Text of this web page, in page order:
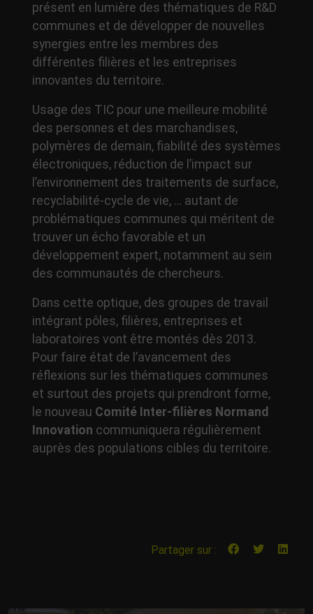
présent en lumière des thématiques de R&D
communes et de développer de nouvelles
synergies entre les membres des
différentes filières et les entreprises
innovantes du territoire.
Usage des TIC pour une meilleure mobilité
des personnes et des marchandises,
polymères de demain, fiabilité des systèmes
électroniques, réduction de l’impact sur
l’environnement des traitements de surface,
recyclabilité-cycle de vie, … autant de
problématiques communes qui méritent de
trouver un écho favorable et un
développement expert, notamment au sein
des communautés de chercheurs.
Dans cette optique, des groupes de travail
intégrant pôles, filières, entreprises et
laboratoires vont être montés dès 2013.
Pour faire état de l’avancement des
réflexions sur les thématiques communes
et surtout des projets qui prendront forme,
le nouveau Comité Inter-filières Normand
Innovation communiquera régulièrement
auprès des populations cibles du territoire.
Partager sur :